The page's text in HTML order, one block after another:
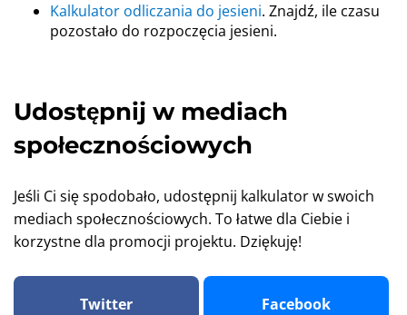
Kalkulator odliczania do jesieni. Znajdź, ile czasu
pozostało do rozpoczęcia jesieni.
Udostępnij w mediach
społecznościowych
Jeśli Ci się spodobało, udostępnij kalkulator w swoich
mediach społecznościowych. To łatwe dla Ciebie i
korzystne dla promocji projektu. Dziękuję!
Twitter Facebook